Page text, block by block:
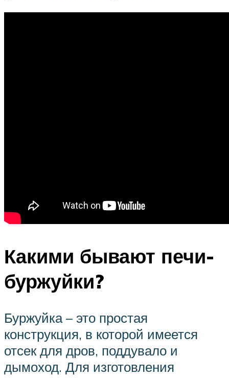
Какими бывают печи-
буржуйки?
Буржуйка – это простая
конструкция, в которой имеется
отсек для дров, поддувало и
дымоход. Для изготовления